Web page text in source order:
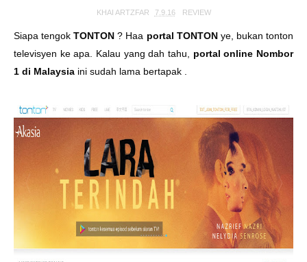
KHAI ARTZFAR 7.9.16 REVIEW
Siapa tengokTONTON? Haa portal TONTONye, bukan tonton
televisyen ke apa. Kalau yang dah tahu, portal online Nombor
1 di Malaysia ini sudah lama bertapak .